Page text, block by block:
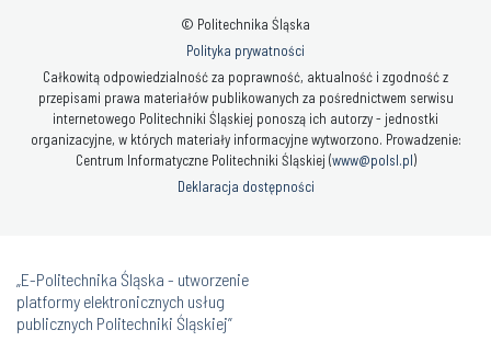
© Politechnika Śląska
Polityka prywatności
Całkowitą odpowiedzialność za poprawność, aktualność i zgodność z
przepisami prawa materiałów publikowanych za pośrednictwem serwisu
internetowego Politechniki Śląskiej ponoszą ich autorzy - jednostki
organizacyjne, w których materiały informacyjne wytworzono. Prowadzenie:
Centrum Informatyczne Politechniki Śląskiej (www@polsl.pl)
Deklaracja dostępności
„E-Politechnika Śląska - utworzenie
platformy elektronicznych usług
publicznych Politechniki Śląskiej”